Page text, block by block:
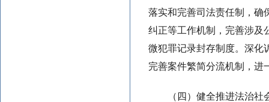
落实和完善司法责任制，确
纠正等工作机制，完善涉及
微犯罪记录封存制度。深化
完善案件繁简分流机制，进
（四）健全推进法治